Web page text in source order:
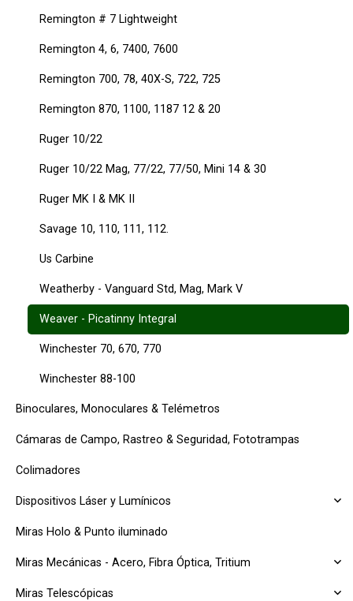
Remington # 7 Lightweight
Remington 4, 6, 7400, 7600
Remington 700, 78, 40X-S, 722, 725
Remington 870, 1100, 1187 12 & 20
Ruger 10/22
Ruger 10/22 Mag, 77/22, 77/50, Mini 14 & 30
Ruger MK I & MK II
Savage 10, 110, 111, 112.
Us Carbine
Weatherby - Vanguard Std, Mag, Mark V
Weaver - Picatinny Integral
Winchester 70, 670, 770
Winchester 88-100
Binoculares, Monoculares & Telémetros
Cámaras de Campo, Rastreo & Seguridad, Fototrampas
Colimadores
Dispositivos Láser y Lumínicos
Miras Holo & Punto iluminado
Miras Mecánicas - Acero, Fibra Óptica, Tritium
Miras Telescópicas